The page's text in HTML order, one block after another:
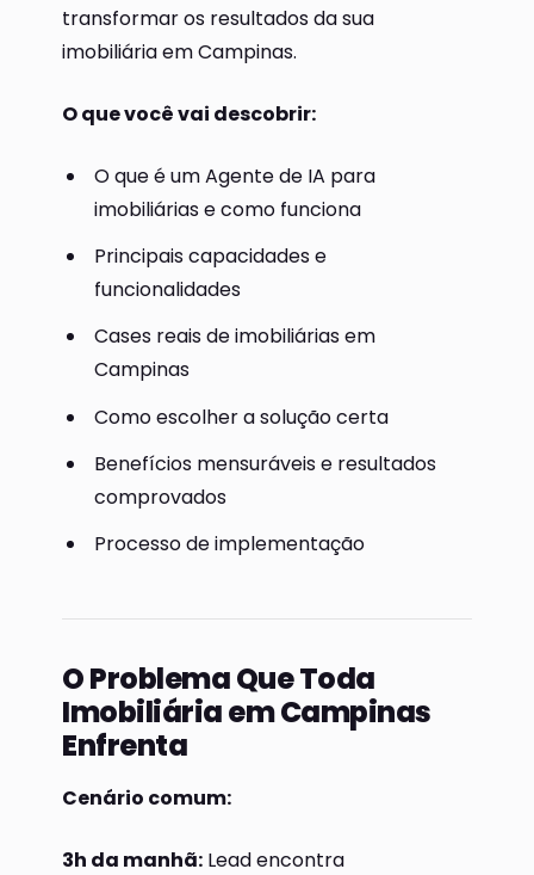
transformar os resultados da sua
imobiliária em Campinas.
O que você vai descobrir:
O que é um Agente de IA para
imobiliárias e como funciona
Principais capacidades e
funcionalidades
Cases reais de imobiliárias em
Campinas
Como escolher a solução certa
Benefícios mensuráveis e resultados
comprovados
Processo de implementação
O Problema Que Toda
Imobiliária em Campinas
Enfrenta
Cenário comum:
3h da manhã: Lead encontra